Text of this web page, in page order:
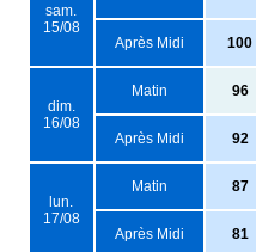
sam.
15/08
Après Midi 100
dim.
16/08
Matin 96
Après Midi 92
lun.
17/08
Matin 87
Après Midi 81